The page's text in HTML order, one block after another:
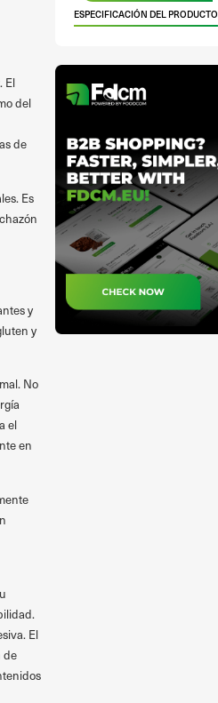
El
del
de
Es
y
y
No
el
en
El
de
ESPECIFICACIÓN DEL PRODUCTO